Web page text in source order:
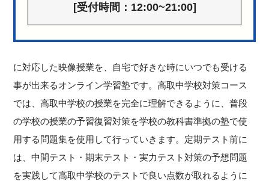
[受付時間：12:00~21:00]
に対応した映像授業を、自宅で好きな時にいつでも受ける
事が出来るオンライン学習塾です。高取中学校対策コース
では、高取中学校の授業を完全に理解できるように、普段
の学校の授業の予習復習対策を学校の教科書準拠の塾で使
用する問題集を使用して行っていきます。定期テスト前に
は、中間テスト・期末テスト・実力テスト対策の予想問題
を実践して高取中学校のテストで良い点数が取れるように